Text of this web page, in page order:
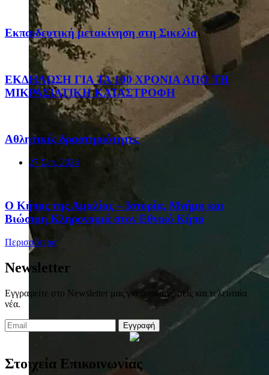
Eκπαιδευτική μετακίνηση στη Σικελία
ΕΚΔΗΛΩΣΗ ΓΙΑ ΤΑ 100 ΧΡΟΝΙΑ ΑΠΟ ΤΗ
ΜΙΚΡΑΣΙΑΤΙΚΗ ΚΑΤΑΣΤΡΟΦΗ
Αθλητικές δραστηριότητες
27 Σεπ, 2024
Ο Κήπος της Αμαλίας – Ιστορία, Μνήμη και
Βιώσιμη Κληρονομιά στον Εθνικό Κήπο
Περισσότερα
Newsletter
Εγγραφείτε στο Newsletter μας για ανακοινώσεις και τελευταία
νέα.
Εγγραφή
Στοιχεία Επικοινωνίας